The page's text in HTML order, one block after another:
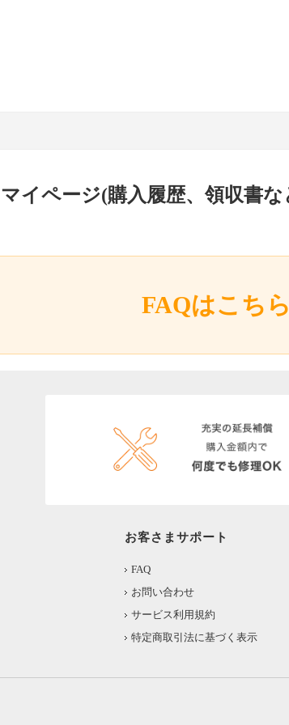
マイページ(購入履歴、領収書な
FAQはこちら
お客さまサポート
FAQ
お問い合わせ
サービス利用規約
特定商取引法に基づく表示